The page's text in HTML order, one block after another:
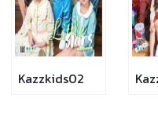
Kazzkids02